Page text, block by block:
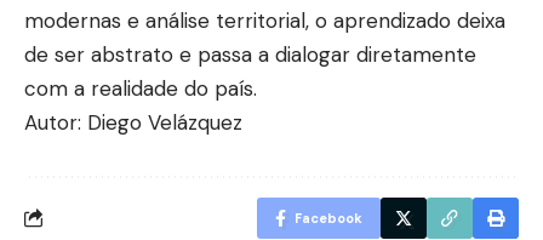
modernas e análise territorial, o aprendizado deixa
de ser abstrato e passa a dialogar diretamente
com a realidade do país.
Autor: Diego Velázquez
Facebook